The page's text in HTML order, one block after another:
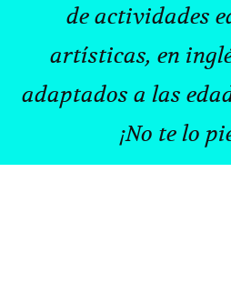
de actividades
artísticas, en
adaptados a las
¡No te lo